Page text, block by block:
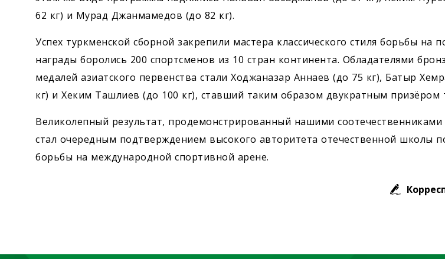
62 кг) и Мурад Джанмамедов (до 82 кг).
Успех туркменской сборной закрепили мастера классического стиля борьбы на
награды боролись 200 спортсменов из 10 стран континента. Обладателями
медалей азиатского первенства стали Ходжаназар Аннаев (до 75 кг), Батыр
кг) и Хеким Ташлиев (до 100 кг), ставший таким образом двукратным призёром
Великолепный результат, продемонстрированный нашими соотечественниками
стал очередным подтверждением высокого авторитета отечественной школы
борьбы на международной спортивной арене.